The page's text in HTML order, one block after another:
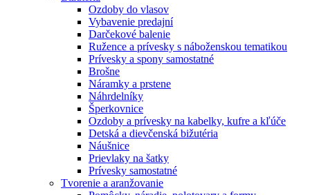
Ozdoby do vlasov
Vybavenie predajní
Darčekové balenie
Ružence a prívesky s náboženskou tematikou
Prívesky a spony samostatné
Brošne
Náramky a prstene
Náhrdelníky
Šperkovnice
Ozdoby a prívesky na kabelky, kufre a kľúče
Detská a dievčenská bižutéria
Náušnice
Prievlaky na šatky
Prívesky samostatné
Tvorenie a aranžovanie